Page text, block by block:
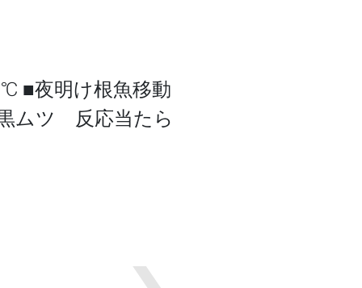
■夜明け根魚移動
ムツ 反応当たら